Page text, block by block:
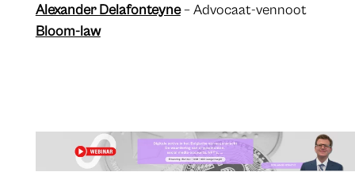
Alexander Delafonteyne– Advocaat-vennoot
Bloom-law